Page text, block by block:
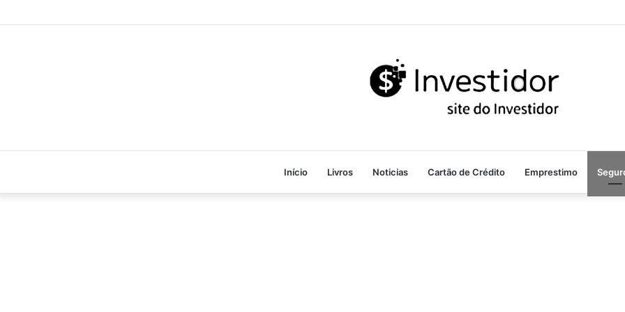
Início Livros Noticias Cartão de Crédito Emprestimo